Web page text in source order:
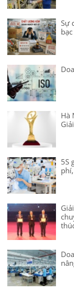
Sự
bạc
Hà
5S